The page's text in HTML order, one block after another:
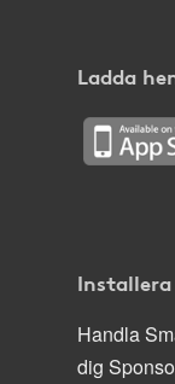
Ladda
Handla
dig